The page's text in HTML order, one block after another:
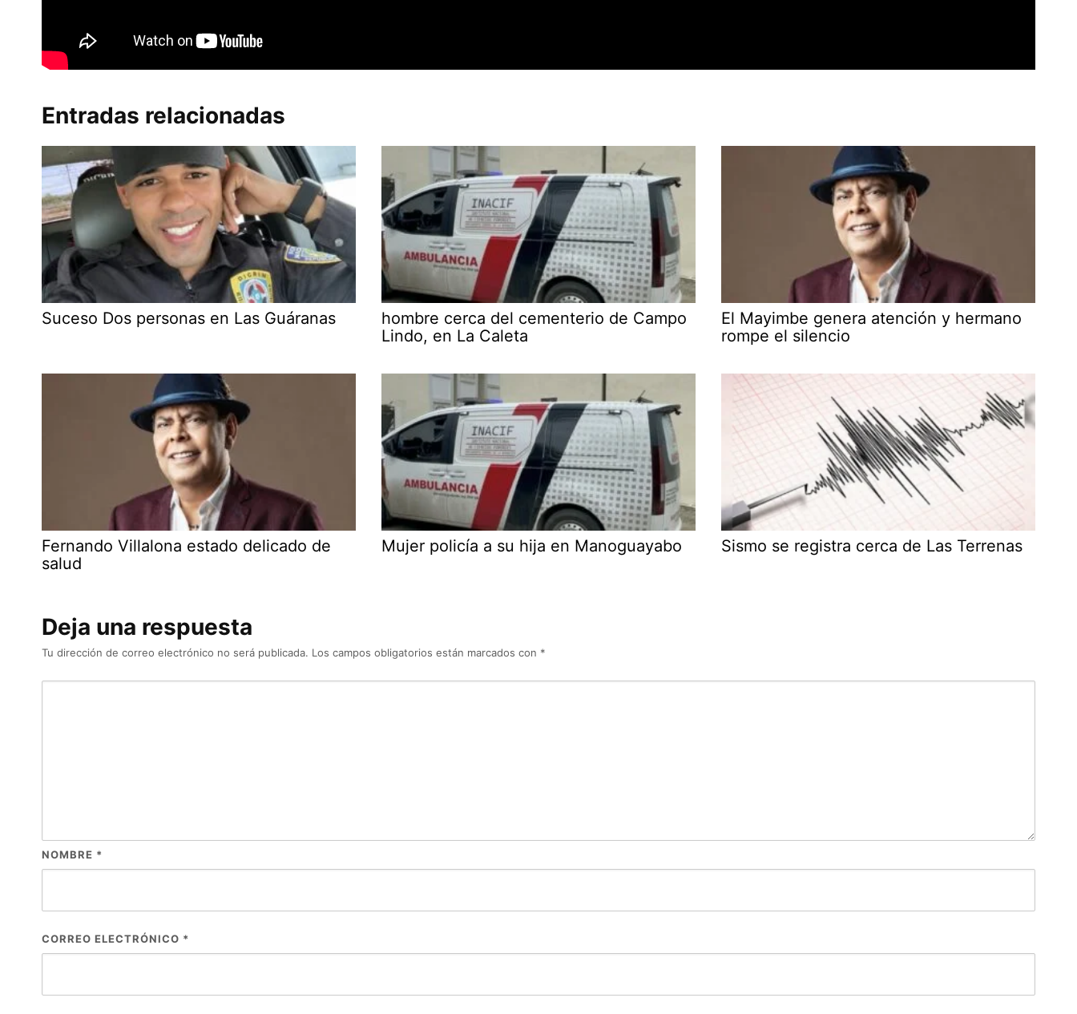
Entradas relacionadas
Suceso Dos personas en Las Guáranas
hombre cerca del cementerio de Campo
Lindo, en La Caleta
El Mayimbe genera atención y hermano
rompe el silencio
Fernando Villalona estado delicado de
salud
Mujer policía a su hija en Manoguayabo Sismo se registra cerca de Las Terrenas
Deja una respuesta
Tu dirección de correo electrónico no será publicada. Los campos obligatorios están marcados con *
NOMBRE *
CORREO ELECTRÓNICO *